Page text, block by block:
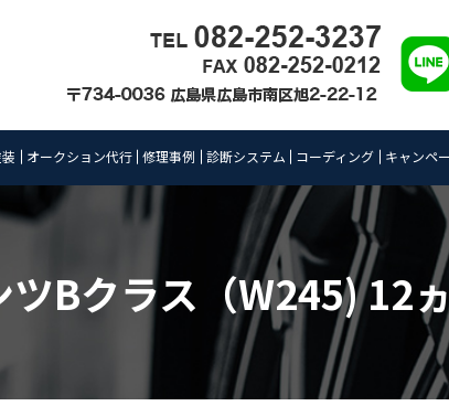
オークション代行 修理事例 診断システム コーディング キャンペ
ツBクラス（W245) 12